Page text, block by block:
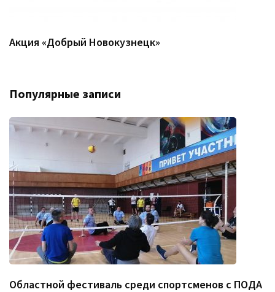
Акция «Добрый Новокузнецк»
Популярные записи
Областной фестиваль среди спортсменов с ПОДА